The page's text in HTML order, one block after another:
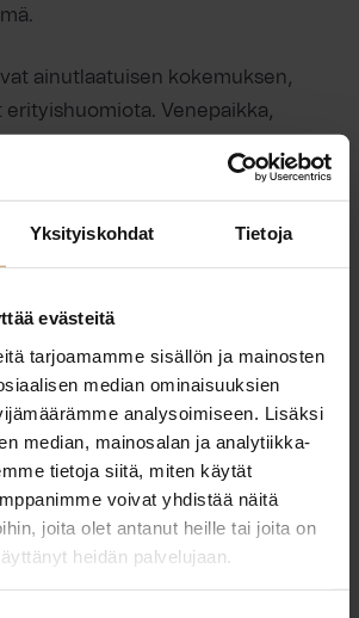
Yksityiskohdat Tietoja
evästeitä
tarjoamamme sisällön ja mainosten
median ominaisuuksien
analysoimiseen. Lisäksi
median, mainosalan ja analytiikka-
tietoja siitä, miten käytät
voivat yhdistää näitä
joita olet antanut heille tai joita on
heidän palvelujaan.
ainutlaatuisen kokemuksen,
erityishuomiota. Venepaikka,
Myös huoltokuljetukset ja
mökkialueet ja
alue on etelärannikko ja sen
ajan asunnot. Perinteiset
Etelä-Savo, Pohjois-Karjala,
Häme säilyttävät vahvan
Viime aikoina Lapin